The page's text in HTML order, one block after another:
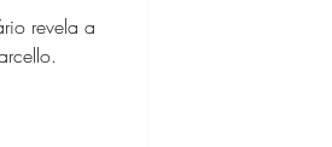
revela a